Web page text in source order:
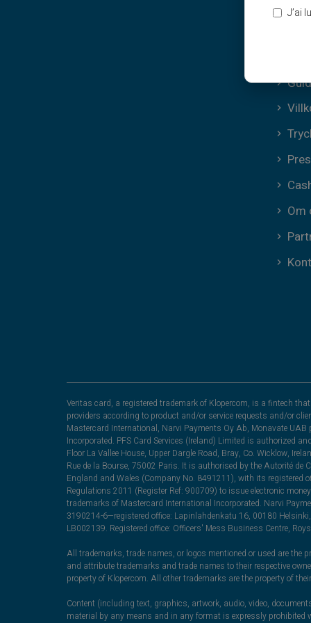
Om
Veritas card, a registered trademark of Klopercom, is a fintech
providers according to product and/or service requests and/or
Mastercard International, Narvi Payments Oy Ab, Monavate
Incorporated. PFS Card Services (Ireland) Limited is authorized
Floor La Vallee House, Upper Dargle Road, Bray, Co. Wicklow,
Rue de la Bourse, 75002 Paris. It is authorised by the Autorité de
England and Wales (Company No. 8491211), with its registered
Regulations 2011 (Register Ref: 900709) to issue electronic
trademarks of Mastercard International Incorporated. Narvi
3190214-6—registered office: Lapinlahdenkatu 16, 00180
LB002139. Registered office: Officers' Mess Business Centre,
All trademarks, trade names, or logos mentioned or used are the
and attribute trademarks and trade names to their respective
property of Klopercom. All other trademarks are the property of
Content (including text, graphics, artwork, audio, video,
material by any means and in any format is expressly
J’ai